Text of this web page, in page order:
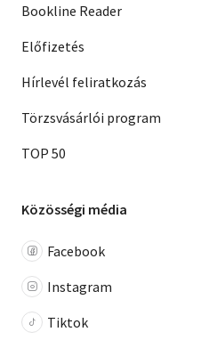
Bookline Reader
Előfizetés
Hírlevél feliratkozás
Törzsvásárlói program
TOP 50
Közösségi média
Facebook
Instagram
Tiktok